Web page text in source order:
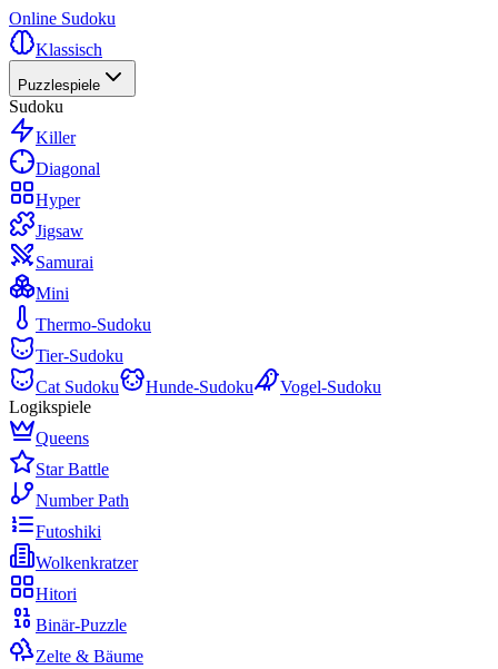
Online Sudoku
Klassisch
Puzzlespiele
Sudoku
Killer
Diagonal
Hyper
Jigsaw
Samurai
Mini
Thermo-Sudoku
Tier-Sudoku
Cat Sudoku
Hunde-Sudoku
Vogel-Sudoku
Logikspiele
Queens
Star Battle
Number Path
Futoshiki
Wolkenkratzer
Hitori
Binär-Puzzle
Zelte & Bäume